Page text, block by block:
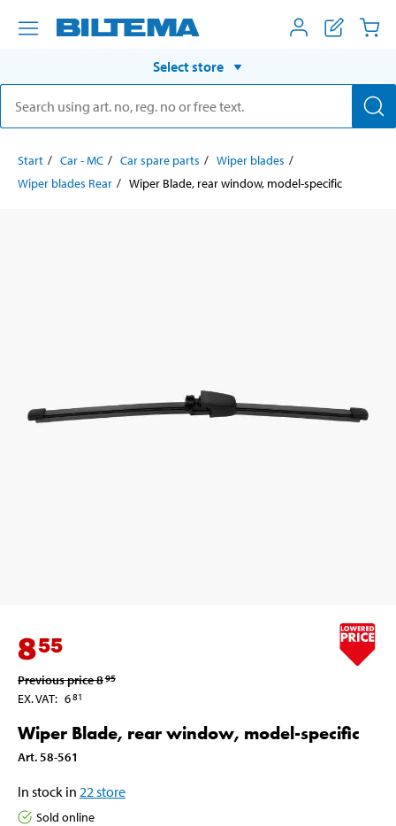
Select store
Start Car - MC Car spare parts
Wiper blades
Wiper blades Rear
Wiper Blade, rear window, model-specific
855
Previous price895
EX. VAT: 681
Wiper Blade, rear window, model-specific
Art. 58-561
In stock in 22 store
Sold online